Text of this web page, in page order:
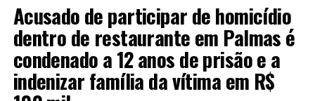
Acusado de participar de homicídio
dentro de restaurante em Palmas é
condenado a 12 anos de prisão e a
indenizar família da vítima em R$